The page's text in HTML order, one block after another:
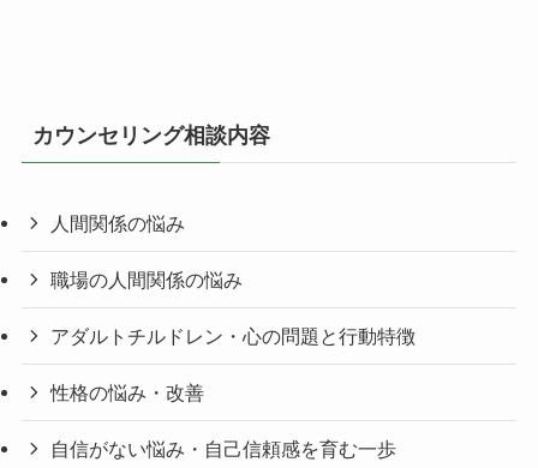
カウンセリング相談内容
人間関係の悩み
職場の人間関係の悩み
アダルトチルドレン・心の問題と行動特徴
性格の悩み・改善
自信がない悩み・自己信頼感を育む一歩